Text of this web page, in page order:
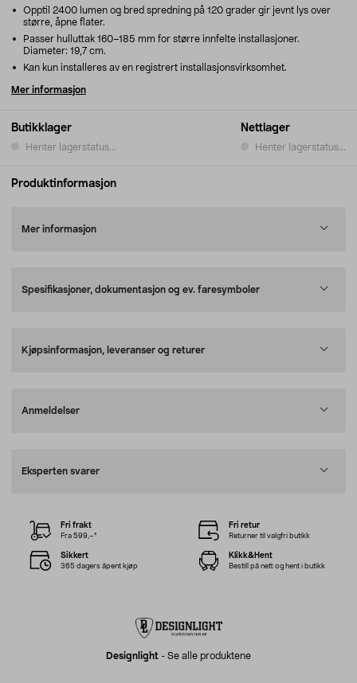
Butikklager
Henter lagerstatus...
Nettlager
Henter lagerstatus...
Opptil 2400 lumen og bred spredning på 120 grader gir jevnt lys over
større, åpne flater.
Passer hulluttak 160–185 mm for større innfelte installasjoner.
Diameter: 19,7 cm.
Kan kun installeres av en registrert installasjonsvirksomhet.
Mer informasjon
Produktinformasjon
Mer informasjon
Spesifikasjoner, dokumentasjon og ev. faresymboler
Kjøpsinformasjon, leveranser og returer
Anmeldelser
Eksperten svarer
Designlight - Se alle produktene
Fri frakt
Fra 599,–*
Fri retur
Returner til valgfri butikk
Sikkert
365 dagers åpent kjøp
Klikk&Hent
Bestill på nett og hent i butikk